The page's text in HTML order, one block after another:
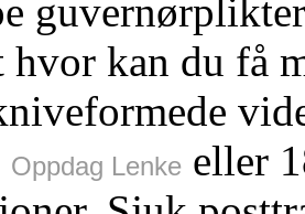
hvor kan du få
Oppdag Lenke eller